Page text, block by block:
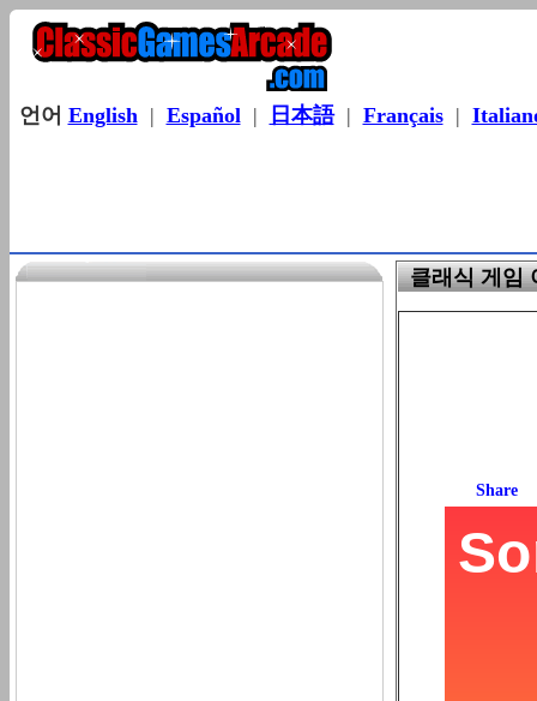
언어 English| Español| 日本語| Français|
클래식 게임